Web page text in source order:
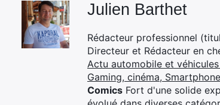
Julien Barthet
Rédacteur professionnel
Directeur et Rédacteur en
Actu automobile et
Gaming, cinéma,
Comics Fort d'une solide